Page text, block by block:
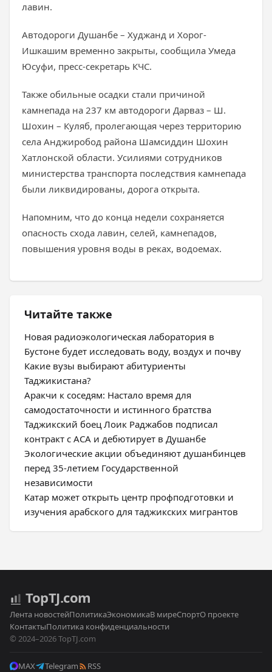
лавин.
Автодороги Душанбе – Худжанд и Хорог-
Ишкашим временно закрыты, сообщила Умеда
Юсуфи, пресс-секретарь КЧС.
Также обильные осадки стали причиной
камнепада на 237 км автодороги Дарваз – Ш.
Шохин – Куляб, пролегающая через территорию
села Анджиробод района Шамсиддин Шохин
Хатлонской области. Усилиями сотрудников
министерства транспорта последствия камнепада
были ликвидированы, дорога открыта.
Напомним, что до конца недели сохраняется
опасность схода лавин, селей, камнепадов,
повышения уровня воды в реках, водоемах.
Читайте также
Новая радиоэкологическая лаборатория в
Бустоне будет исследовать воду, воздух и почву
Какие вузы выбирают абитуриенты
Таджикистана?
Аракчи к соседям: Настало время для
самодостаточности и истинного братства
Таджикский боец Лоик Раджабов подписал
контракт с ACA и дебютирует в Душанбе
Экологические акции объединяют душанбинцев
перед 35-летием Государственной
независимости
Катар может открыть центр профподготовки и
изучения арабского для таджикских мигрантов
TopTJ.com
Лента новостейПолитикаЭкономикаВ миреСпортО проекте
КонтактыПолитика конфиденциальности
© 2024–2026 TopTJ.com
MAX Telegram RSS